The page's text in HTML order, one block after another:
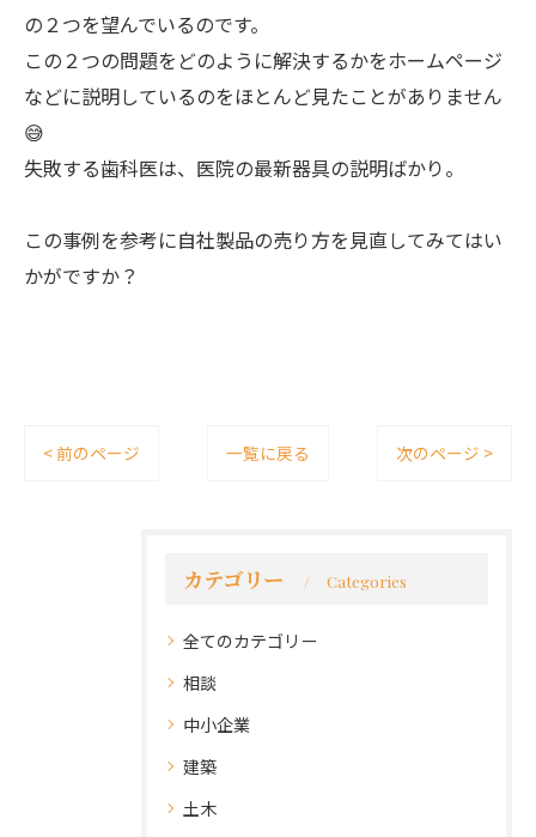
の２つを望んでいるのです。
この２つの問題をどのように解決するかをホームページ
などに説明しているのをほとんど見たことがありません
😅
失敗する歯科医は、医院の最新器具の説明ばかり。
この事例を参考に自社製品の売り方を見直してみてはい
かがですか？
< 前のページ 一覧に戻る 次のページ >
カテゴリー Categories
全てのカテゴリー
相談
中小企業
建築
土木